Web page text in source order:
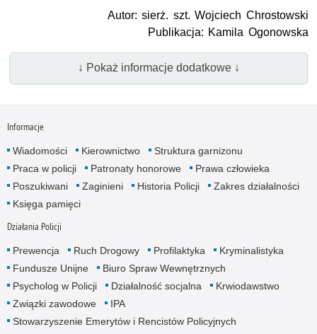
Autor: sierż. szt. Wojciech Chrostowski
Publikacja: Kamila Ogonowska
↓ Pokaż informacje dodatkowe ↓
Informacje
Wiadomości Kierownictwo
Struktura garnizonu
Praca w policji
Patronaty honorowe
Prawa człowieka
Poszukiwani
Zaginieni Historia Policji
Zakres działalności
Księga pamięci
Działania Policji
Prewencja Ruch Drogowy Profilaktyka
Kryminalistyka
Fundusze Unijne
Biuro Spraw Wewnętrznych
Psycholog w Policji
Działalność socjalna
Krwiodawstwo
Związki zawodowe
IPA
Stowarzyszenie Emerytów i Rencistów Policyjnych